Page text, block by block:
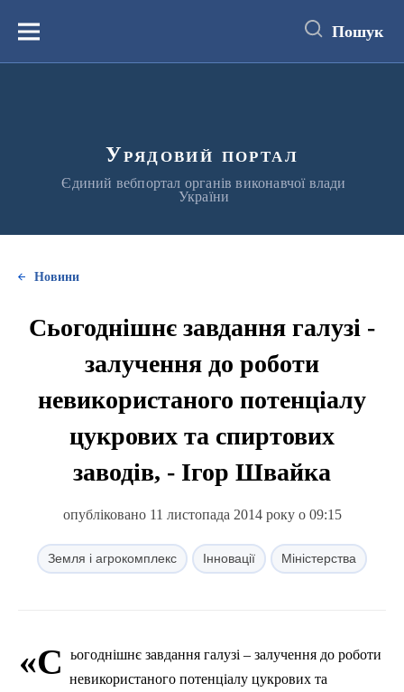
вмістуМеню Пошук
Урядовий портал
Єдиний вебпортал органів виконавчої влади
України
Новини
Сьогоднішнє завдання галузі -
залучення до роботи
невикористаного потенціалу
цукрових та спиртових
заводів, - Ігор Швайка
опубліковано 11 листопада 2014 року о 09:15
Земля і агрокомплекс Інновації Міністерства
«С
ьогоднішнє завдання галузі – залучення до роботи
невикористаного потенціалу цукрових та